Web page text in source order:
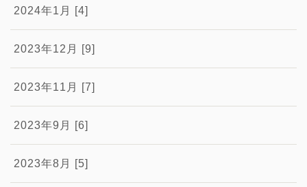
2024年1月 [4]
2023年12月 [9]
2023年11月 [7]
2023年9月 [6]
2023年8月 [5]